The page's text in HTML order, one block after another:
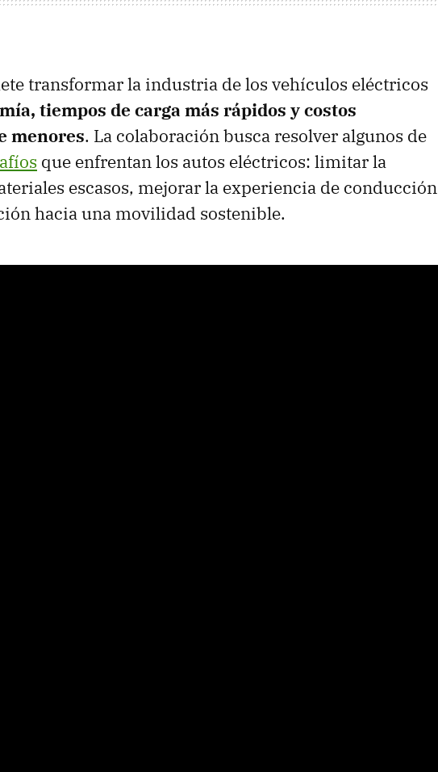
transformar la industria de los vehículos eléctricos
tiempos de carga más rápidos y costos
menores. La colaboración busca resolver algunos de
que enfrentan los autos eléctricos: limitar la
escasos, mejorar la experiencia de conducción
hacia una movilidad sostenible.